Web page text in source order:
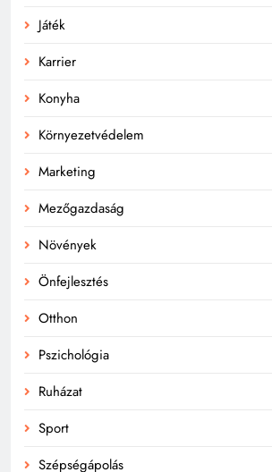
Játék
Karrier
Konyha
Környezetvédelem
Marketing
Mezőgazdaság
Növények
Önfejlesztés
Otthon
Pszichológia
Ruházat
Sport
Szépségápolás